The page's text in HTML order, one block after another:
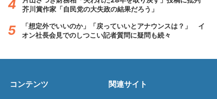
芥川賞作家「自民党の大失政の結果だろう」
「想定外でいいのか」「戻っていいとアナウンスは？」 イ
オン社長会見でのしつこい記者質問に疑問も続々
コンテンツ 関連サイト